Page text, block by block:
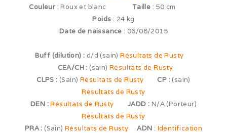
Vacances en Bretagne (07/24)
Après midi coquelicots (06/24)
Expo de Châlon (05/24)
Expo d’Offenburg (03/24)
Séance grimaces (01/24)
Couleur : Roux et blanc Taille : 50 cm
Poids : 24 kg
Date de naissance : 06/08/2015
Buff (dilution) : d/d (sain)Résultats de Rusty
CEA/CH : (sain)Résultats de Rusty
CLPS : (Sain) Résultats de Rusty CP : (sain)
Résultats de Rusty
DEN :Résultats de Rusty JADD : N/A (Porteur)
Résultats de Rusty
PRA : (Sain) Résultats de Rusty ADN : Identification